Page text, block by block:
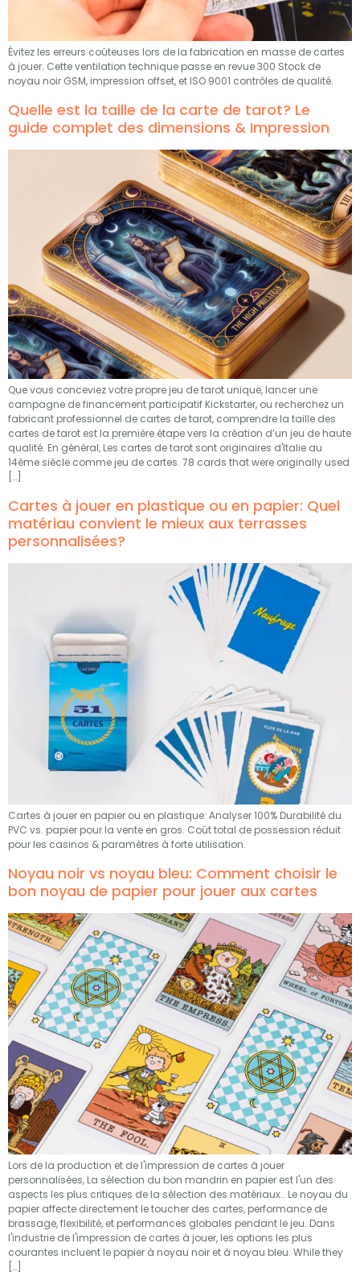
Évitez les erreurs coûteuses lors de la fabrication en masse de cartes
à jouer. Cette ventilation technique passe en revue 300 Stock de
noyau noir GSM, impression offset, et ISO 9001 contrôles de qualité.
Quelle est la taille de la carte de tarot? Le
guide complet des dimensions & Impression
Que vous conceviez votre propre jeu de tarot unique, lancer une
campagne de financement participatif Kickstarter, ou recherchez un
fabricant professionnel de cartes de tarot, comprendre la taille des
cartes de tarot est la première étape vers la création d’un jeu de haute
qualité. En général, Les cartes de tarot sont originaires d'Italie au
14ème siècle comme jeu de cartes. 78 cards that were originally used
[…]
Cartes à jouer en plastique ou en papier: Quel
matériau convient le mieux aux terrasses
personnalisées?
Cartes à jouer en papier ou en plastique: Analyser 100% Durabilité du
PVC vs. papier pour la vente en gros. Coût total de possession réduit
pour les casinos & paramètres à forte utilisation.
Noyau noir vs noyau bleu: Comment choisir le
bon noyau de papier pour jouer aux cartes
Lors de la production et de l'impression de cartes à jouer
personnalisées, La sélection du bon mandrin en papier est l'un des
aspects les plus critiques de la sélection des matériaux.. Le noyau du
papier affecte directement le toucher des cartes, performance de
brassage, flexibilité, et performances globales pendant le jeu. Dans
l'industrie de l'impression de cartes à jouer, les options les plus
courantes incluent le papier à noyau noir et à noyau bleu. While they
[…]